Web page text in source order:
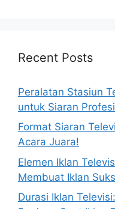
Recent Posts
Peralatan Stasiun
untuk Siaran
Format Siaran
Acara Juara!
Elemen Iklan
Membuat Iklan
Durasi Iklan